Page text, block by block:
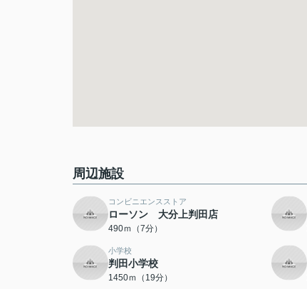
周辺施設
コンビニエンスストア
ローソン 大分上判田店
490ｍ（7分）
小学校
判田小学校
1450ｍ（19分）